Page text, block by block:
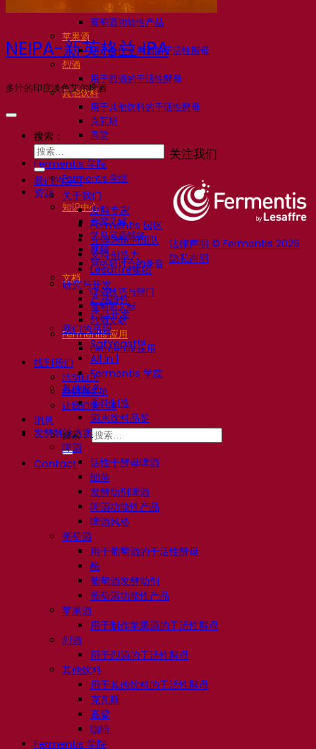
葡萄酒发酵助剂
葡萄酒功能性产品
苹果酒
用于制作苹果酒的干活性酵母
烈酒
用于烈酒的干活性酵母
其他饮料
用于其他饮料的干活性酵母
克瓦斯
高粱
咖啡
Fermentis 学院
Fermentis 学院
资源
知识中心
专家见解
常见问题解答
视频
网络研讨会的录音
文档
啤酒技巧与窍门
葡萄酒文献
烈酒文献
Fermentis 应用
Fermentis 应用
找到我们
活动日历
经销商名单
让我们谈一谈
消息
搜索：
Contact
NEIPA-新英格兰 IPA
多汁的印度淡色艾尔啤酒
关注我们
法律声明 © Fermentis 2026
隐私声明
搜索：
我们的公司
关于我们
发酵专家
Fermentis 园区
充满热情的团队
支持创造力
Lesaffre集团
研究与开发
产品特性
产品开发
我们的品牌
SafYeast™
All In 1
Fermentis 学院
其他服务
委托制造
酒水饮料品鉴
发酵解决方案
啤酒
活性干酵母啤酒
细菌
发酵助剂啤酒
啤酒功能性产品
啤酒风格
葡萄酒
用于葡萄酒的干活性酵母
酶
葡萄酒发酵助剂
葡萄酒功能性产品
苹果酒
用于制作苹果酒的干活性酵母
烈酒
用于烈酒的干活性酵母
其他饮料
用于其他饮料的干活性酵母
克瓦斯
高粱
咖啡
Fermentis 学院